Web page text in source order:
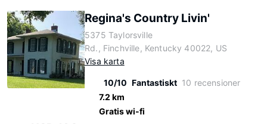
Regina's Country Livin'
5375 Taylorsville
Rd., Finchville, Kentucky 40022, US
Visa karta
10/10 Fantastiskt 10 recensioner
7.2 km
Gratis wi-fi